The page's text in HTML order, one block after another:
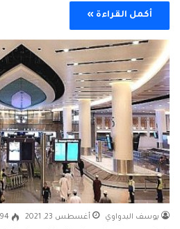
أكمل القراءة »
يوسف البدواوي أغسطس 23, 2021 94